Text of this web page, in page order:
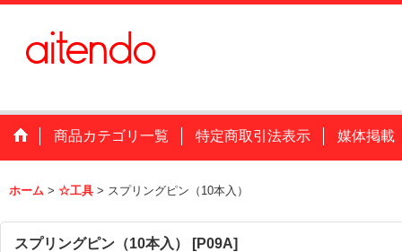
商品カテゴリ一覧 特定商取引法表示 媒体掲載
ホーム > ☆工具 > スプリングピン（10本入）
スプリングピン（10本入） [P09A]